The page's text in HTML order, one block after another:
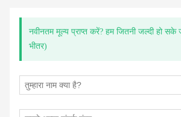
नवीनतम मूल्य प्राप्त करें? हम जितनी जल्दी हो
भीतर)